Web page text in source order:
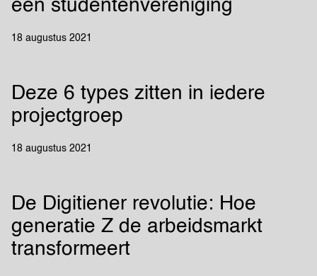
een studentenvereniging
18 augustus 2021
Deze 6 types zitten in iedere
projectgroep
18 augustus 2021
De Digitiener revolutie: Hoe
generatie Z de arbeidsmarkt
transformeert